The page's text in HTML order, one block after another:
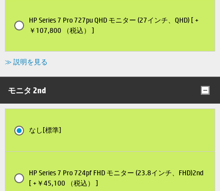
HP Series 7 Pro 727pu QHD モニター (27インチ、QHD) [ +
￥107,800 （税込） ]
≫ 説明を見る
モニタ 2nd
なし[標準]
HP Series 7 Pro 724pf FHD モニター (23.8インチ、FHD)2nd
[ +￥45,100 （税込） ]